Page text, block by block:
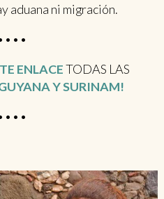
aduana ni migración.
ENLACETODAS LAS
Y SURINAM!